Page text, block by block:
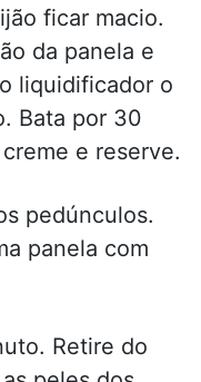
ficar macio.
da panela e
liquidificador o
Bata por 30
e reserve.
pedúnculos.
panela com
Retire do